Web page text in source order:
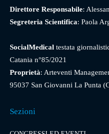
Direttore Responsabile:
Segreteria Scientifica: Paola
SocialMedical testata
Catania n°85/2021
Proprietà: Arteventi
95037 San Giovanni La Punta
Sezioni